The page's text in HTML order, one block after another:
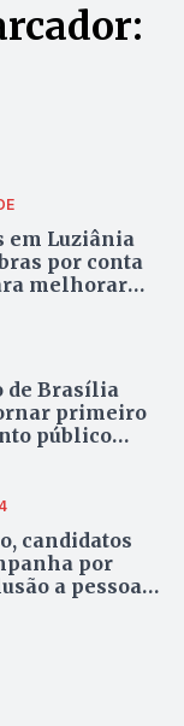
em Luziânia
por conta
melhorar
de Brasília
primeiro
público
candidatos
por
a pessoas